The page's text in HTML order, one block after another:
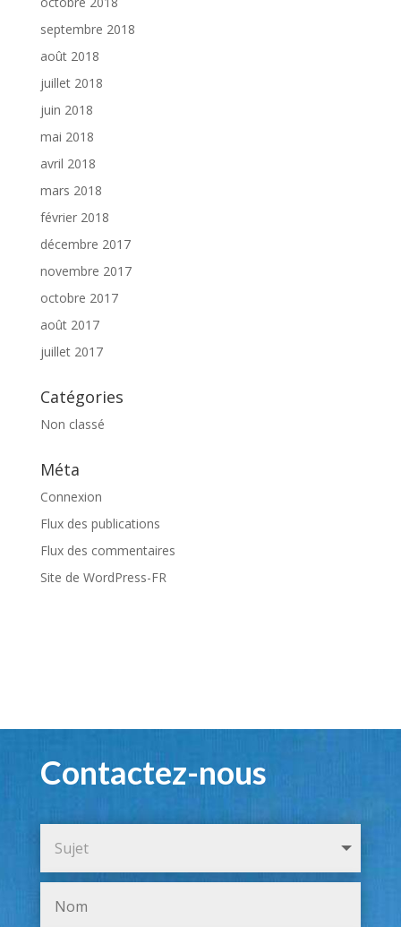
septembre 2018
août 2018
juillet 2018
juin 2018
mai 2018
avril 2018
mars 2018
février 2018
décembre 2017
novembre 2017
octobre 2017
août 2017
juillet 2017
Catégories
Non classé
Méta
Connexion
Flux des publications
Flux des commentaires
Site de WordPress-FR
Contactez-nous